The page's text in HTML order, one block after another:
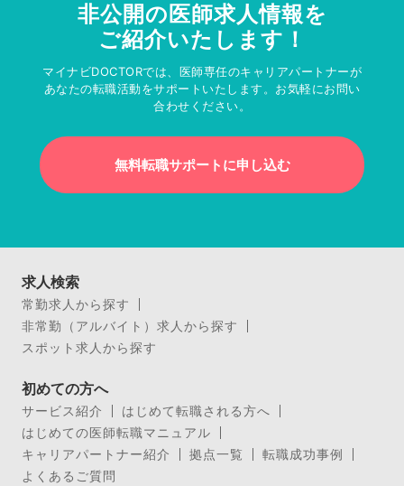
非公開の医師求人情報を
ご紹介いたします！
マイナビDOCTORでは、医師専任のキャリアパートナーが
あなたの転職活動をサポートいたします。お気軽にお問い
合わせください。
無料転職サポートに申し込む
求人検索
常勤求人から探す
非常勤（アルバイト）求人から探す
スポット求人から探す
初めての方へ
サービス紹介
はじめて転職される方へ
はじめての医師転職マニュアル
キャリアパートナー紹介
拠点一覧
転職成功事例
よくあるご質問